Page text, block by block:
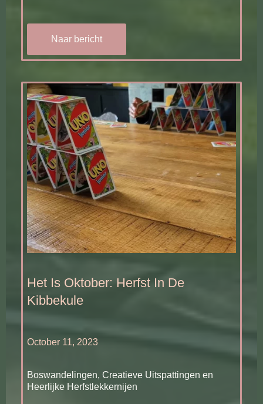
Naar bericht
Het Is Oktober: Herfst In De
Kibbekule
October 11, 2023
Boswandelingen, Creatieve Uitspattingen en
Heerlijke Herfstlekkernijen